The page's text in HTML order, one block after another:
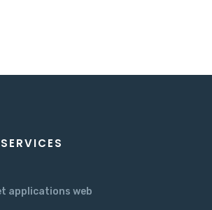
applications web